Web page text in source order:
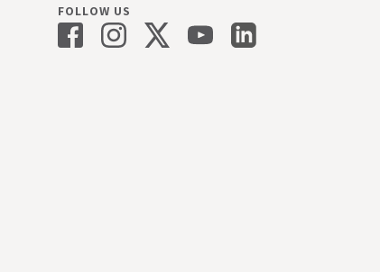
FOLLOW US